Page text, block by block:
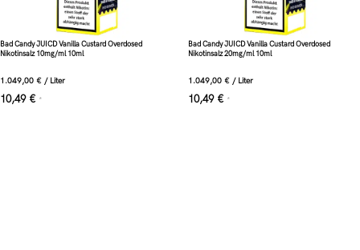
Bad Candy JUICD Vanilla Custard Overdosed
Nikotinsalz 10mg/ml 10ml
1.049,00 € / Liter
10,49 € *
Bad Candy JUICD Vanilla Custard Overdosed
Nikotinsalz 20mg/ml 10ml
1.049,00 € / Liter
10,49 € *